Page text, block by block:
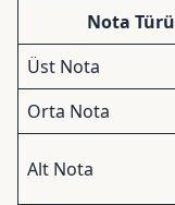
Nota Türü
Üst Nota
Orta Nota
Alt Nota